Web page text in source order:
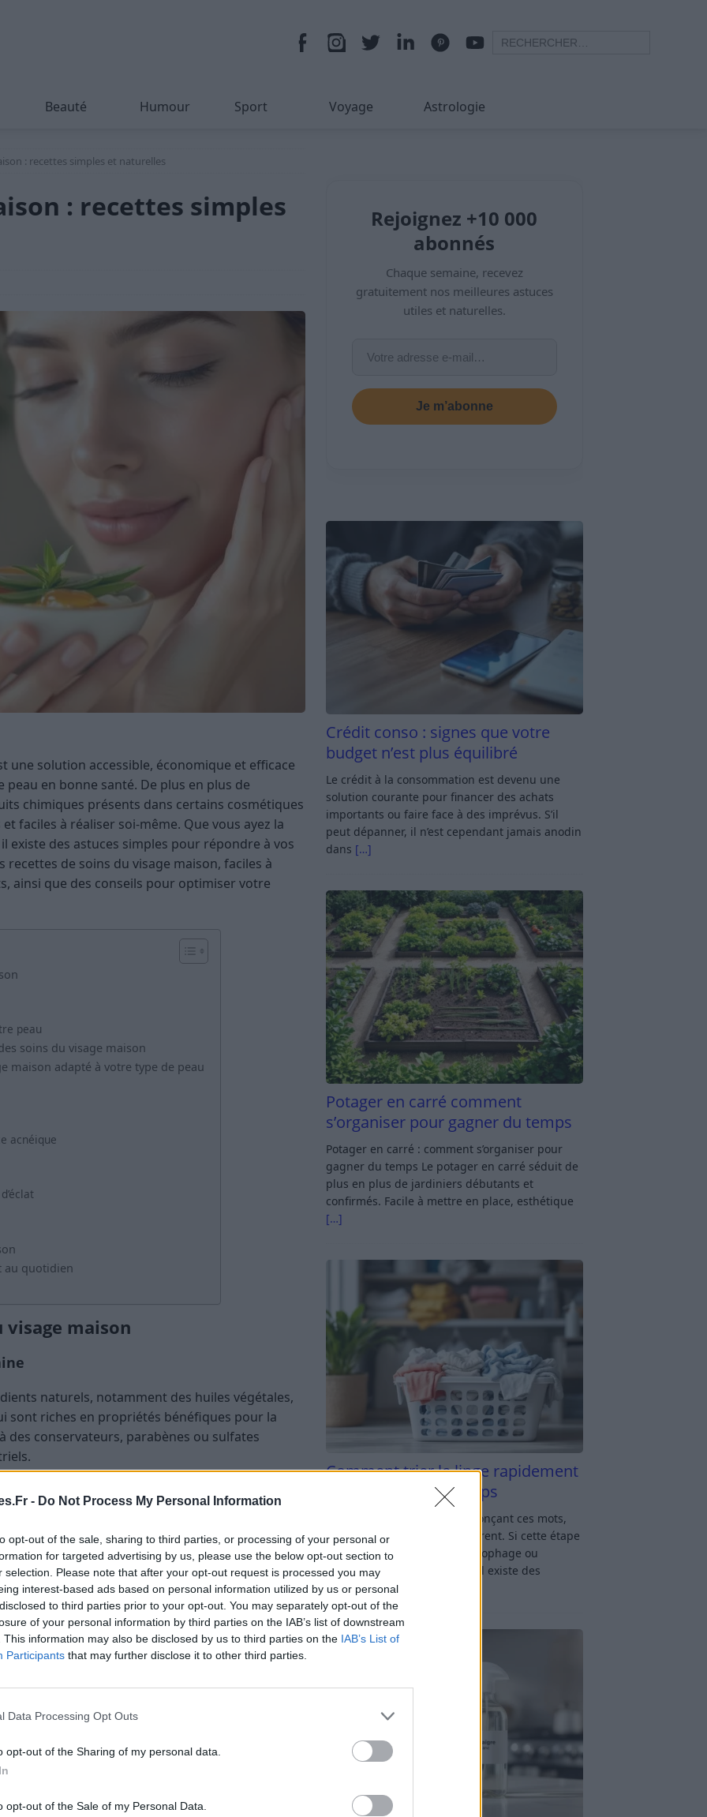
- Do Not Process My Personal Information
opt-out of the sale, sharing to third parties, or processing of your personal or
for targeted advertising by us, please use the below opt-out section to
selection. Please note that after your opt-out request is processed you may
interest-based ads based on personal information utilized by us or personal
to third parties prior to your opt-out. You may separately opt-out of the
of your personal information by third parties on the IAB’s list of downstream
This information may also be disclosed by us to third parties on the IAB’s List of
Participants that may further disclose it to other third parties.
Data Processing Opt Outs
opt-out of the Sharing of my personal data.
opt-out of the Sale of my Personal Data.
Beauté Humour Sport Voyage Astrologie
: recettes simples et naturelles
: recettes simples
une solution accessible, économique et efficace
en bonne santé. De plus en plus de
chimiques présents dans certains cosmétiques
faciles à réaliser soi-même. Que vous ayez la
existe des astuces simples pour répondre à vos
recettes de soins du visage maison, faciles à
ainsi que des conseils pour optimiser votre
peau
soins du visage maison
maison adapté à votre type de peau
acnéique
au quotidien
visage maison
naturels, notamment des huiles végétales,
sont riches en propriétés bénéfiques pour la
des conservateurs, parabènes ou sulfates
coûteux et facilement disponibles dans votre
vos soins vous-même, vous faites également
peau
pouvez ajuster les recettes selon votre type de
pour obtenir un traitement parfaitement
pour des soins du visage
et apaisant, idéal pour tous les types de peau.
adaptée aux peaux grasses ou à tendance
Rejoignez +10 000
abonnés
Chaque semaine, recevez
gratuitement nos meilleures astuces
utiles et naturelles.
Je m’abonne
Crédit conso : signes que votre
budget n’est plus équilibré
Le crédit à la consommation est devenu une
solution courante pour financer des achats
importants ou faire face à des imprévus. S’il
peut dépanner, il n’est cependant jamais anodin
dans […]
Potager en carré comment
s’organiser pour gagner du temps
Potager en carré : comment s’organiser pour
gagner du temps Le potager en carré séduit de
plus en plus de jardiniers débutants et
confirmés. Facile à mettre en place, esthétique
[…]
Comment trier le linge rapidement
sans y passer du temps
Tri du linge : rien qu’en prononçant ces mots,
beaucoup d’entre nous soupirent. Si cette étape
du lavage vous semble chronophage ou
compliquée, rassurez-vous : il existe des
astuces simples